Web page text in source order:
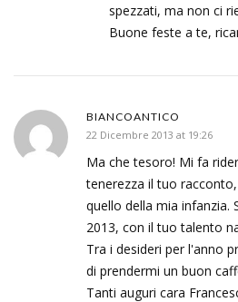
spezzati, ma non ci
Buone feste a te,
BIANCOANTICO
22 Dicembre 2013 at 19:26
Ma che tesoro! Mi fa
tenerezza il tuo
quello della mia infanzia.
2013, con il tuo talento
Tra i desideri per l'anno
di prendermi un buon
Tanti auguri cara